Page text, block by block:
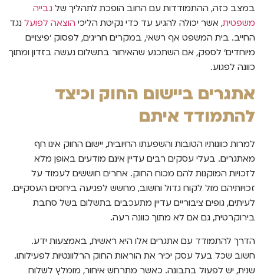
במצב כזה, ההתמודדות עם החוב הופכת לתהליך של גבייה
משפטית, אשר יכולה להגיע עד כדי נקיטת הליכי הוצאה לפועל נגד
החייב. בית המשפט אף רשאי, במקרים חריגים, לפסוק 'פיצויים
מיוחדים' לספק, אם השתכנע שהאיחור בתשלום נעשה בזדון ומתוך
כוונה לפגוע.
אתגרים ביישום החוק וכיצד
להתמודד איתם
למרות כוונותיו הטובות והשפעתו החיובית, יישום החוק אינו חף
מאתגרים. בעלי עסקים רבים עדיין אינם מודעים באופן מלא
לזכויות המוקנות להם מכוח החוק. אחרים חוששים לעמוד על
זכויותיהם מול לקוח גדול וחשוב, מחשש לפגיעה ביחסים העסקיים.
לעיתים, גופים ציבוריים עדיין מתעכבים בתשלום בשל סחבת
בירוקרטית, גם אם לא מתוך כוונה רעה.
הדרך להתמודד עם אתגרים אלו היא ראשית, באמצעות ידע.
חשוב שכל בעל עסק יכיר את הוראות החוק הרלוונטיות לפעילותו.
שנית, יש לפעול בתבונה. כאשר מתרחש איחור, מומלץ לשלוח